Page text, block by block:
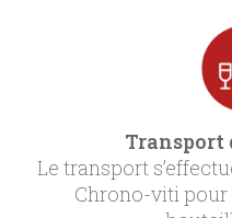
Transport
Le transport
Chrono-viti